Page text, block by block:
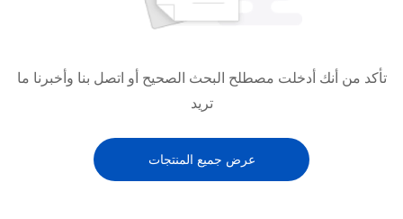
تأكد من أنك أدخلت مصطلح البحث الصحيح أو اتصل بنا وأخبرنا ما
تريد
عرض جميع المنتجات